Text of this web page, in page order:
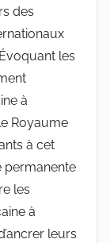
des
les
à
Royaume
à cet
permanente
les
à
leurs